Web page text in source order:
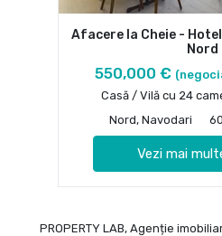
Afacere la Cheie -
Nord
550,000 €
Casă / Vilă cu 24
Nord, Navodari
Vezi mai
PROPERTY LAB, Agenție